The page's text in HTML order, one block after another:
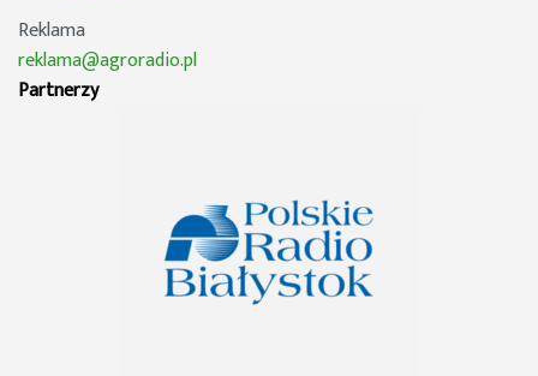
Reklama
reklama@agroradio.pl
Partnerzy